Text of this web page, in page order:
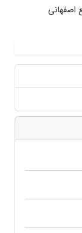
اصفهانی